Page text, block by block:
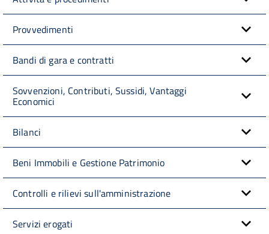
Provvedimenti
Bandi di gara e contratti
Sovvenzioni, Contributi, Sussidi, Vantaggi
Economici
Bilanci
Beni Immobili e Gestione Patrimonio
Controlli e rilievi sull'amministrazione
Servizi erogati